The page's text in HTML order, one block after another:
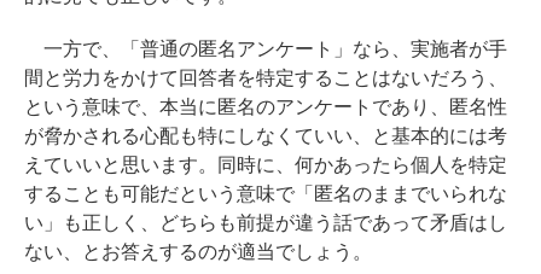
一方で、「普通の匿名アンケート」なら、実施者が手
間と労力をかけて回答者を特定することはないだろう、
という意味で、本当に匿名のアンケートであり、匿名性
が脅かされる心配も特にしなくていい、と基本的には考
えていいと思います。同時に、何かあったら個人を特定
することも可能だという意味で「匿名のままでいられな
い」も正しく、どちらも前提が違う話であって矛盾はし
ない、とお答えするのが適当でしょう。